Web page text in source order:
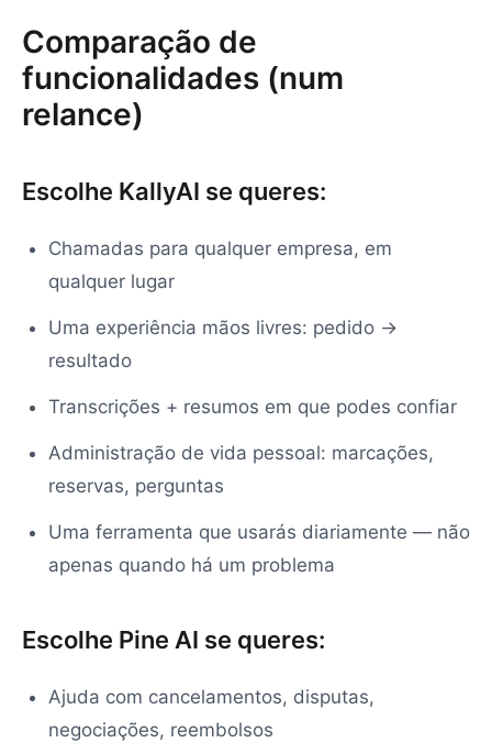
Comparação de
funcionalidades (num
relance)
Escolhe KallyAI se queres:
Chamadas para qualquer empresa, em
qualquer lugar
Uma experiência mãos livres: pedido →
resultado
Transcrições + resumos em que podes confiar
Administração de vida pessoal: marcações,
reservas, perguntas
Uma ferramenta que usarás diariamente — não
apenas quando há um problema
Escolhe Pine AI se queres:
Ajuda com cancelamentos, disputas,
negociações, reembolsos